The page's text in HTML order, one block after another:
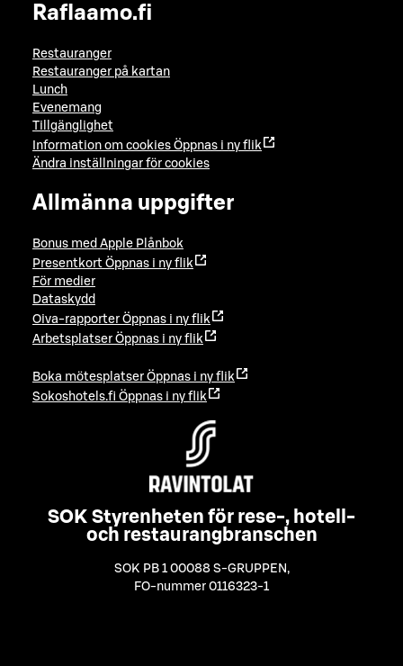
Raflaamo.fi
Restauranger
Restauranger på kartan
Lunch
Evenemang
Tillgänglighet
Information om cookies Öppnas i ny flik
Ändra inställningar för cookies
Allmänna uppgifter
Bonus med Apple Plånbok
Presentkort Öppnas i ny flik
För medier
Dataskydd
Oiva-rapporter Öppnas i ny flik
Arbetsplatser Öppnas i ny flik
Boka mötesplatser Öppnas i ny flik
Sokoshotels.fi Öppnas i ny flik
SOK Styrenheten för rese-, hotell-
och restaurangbranschen
SOK PB 1 00088 S-GRUPPEN ,
FO-nummer 0116323-1